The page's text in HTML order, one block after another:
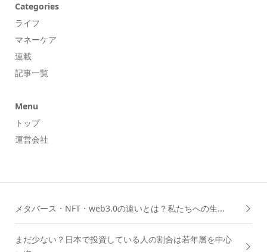
Categories
ライフ
マネーケア
連載
記事一覧
Menu
トップ
運営会社
メタバース・NFT・web3.0の違いとは？私たちへの生...
まだ少ない？日本で投資している人の割合は若年層を中心